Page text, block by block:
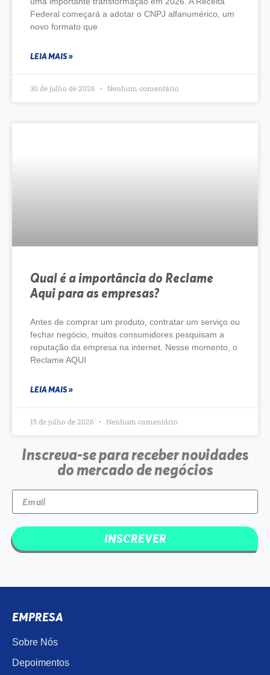
Federal começará a adotar o CNPJ alfanumérico, um
novo formato que
LEIA MAIS »
30 de julho de 2026 Nenhum comentário
Qual é a importância do Reclame
Aqui para as empresas?
Antes de comprar um produto, contratar um serviço ou
fechar negócio, muitos consumidores pesquisam a
reputação da empresa na internet. Nesse momento, o
Reclame AQUI
LEIA MAIS »
15 de julho de 2026 Nenhum comentário
Inscreva-se para receber novidades
do mercado de negócios
INSCREVER
EMPRESA
Sobre Nós
Depoimentos